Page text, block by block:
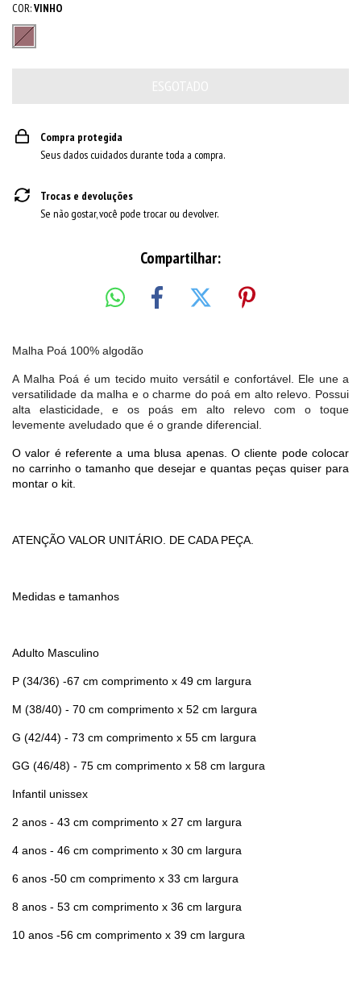
COR:VINHO
Compra protegida
Seus dados cuidados durante toda a compra.
Trocas e devoluções
Se não gostar, você pode trocar ou devolver.
Compartilhar:
Malha Poá 100% algodão
A Malha Poá é um tecido muito versátil e confortável. Ele une a
versatilidade da malha e o charme do poá em alto relevo. Possui
alta elasticidade, e os poás em alto relevo com o toque
levemente aveludado que é o grande diferencial.
O valor é referente a uma blusa apenas. O cliente pode colocar
no carrinho o tamanho que desejar e quantas peças quiser para
montar o kit.
ATENÇÃO VALOR UNITÁRIO. DE CADA PEÇA.
Medidas e tamanhos
Adulto Masculino
P (34/36) -67 cm comprimento x 49 cm largura
M (38/40) - 70 cm comprimento x 52 cm largura
G (42/44) - 73 cm comprimento x 55 cm largura
GG (46/48) - 75 cm comprimento x 58 cm largura
Infantil unissex
2 anos - 43 cm comprimento x 27 cm largura
4 anos - 46 cm comprimento x 30 cm largura
6 anos -50 cm comprimento x 33 cm largura
8 anos - 53 cm comprimento x 36 cm largura
10 anos -56 cm comprimento x 39 cm largura